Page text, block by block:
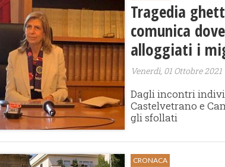
Tragedia
comunica
alloggiati i
Venerdì, 01 Ottobre 2021
Dagli incontri
Castelvetrano e
gli sfollati
CRONACA